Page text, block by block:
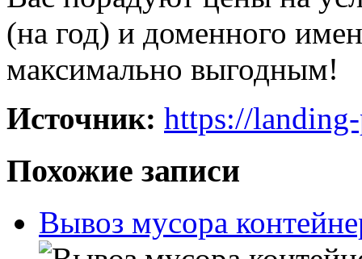
(на год) и доменного
максимально выгодным!
Источник: https://
Похожие записи
Вывоз мусора